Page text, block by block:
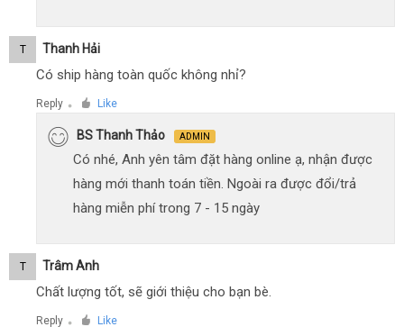
T Thanh Hải
Có ship hàng toàn quốc không nhỉ?
Reply ● Like
BS Thanh Thảo ADMIN
Có nhé, Anh yên tâm đặt hàng online ạ, nhận được
hàng mới thanh toán tiền. Ngoài ra được đổi/trả
hàng miễn phí trong 7 - 15 ngày
T Trâm Anh
Chất lượng tốt, sẽ giới thiệu cho bạn bè.
Reply ● Like